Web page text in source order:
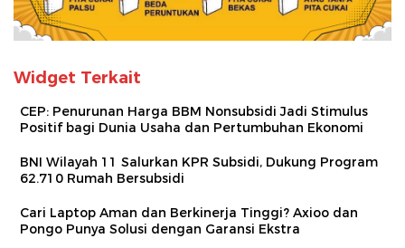
Widget Terkait
CEP: Penurunan Harga BBM Nonsubsidi Jadi Stimulus
Positif bagi Dunia Usaha dan Pertumbuhan Ekonomi
BNI Wilayah 11 Salurkan KPR Subsidi, Dukung Program
62.710 Rumah Bersubsidi
Cari Laptop Aman dan Berkinerja Tinggi? Axioo dan
Pongo Punya Solusi dengan Garansi Ekstra